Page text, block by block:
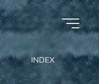
INDEX